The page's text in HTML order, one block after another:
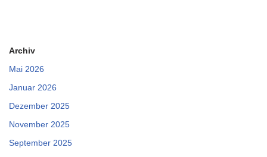
Archiv
Mai 2026
Januar 2026
Dezember 2025
November 2025
September 2025